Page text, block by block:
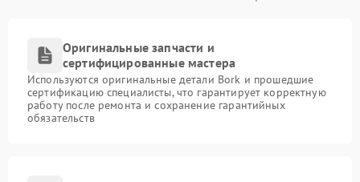
Оригинальные запчасти и
сертифицированные мастера
Используются оригинальные детали Bork и прошедшие
сертификацию специалисты, что гарантирует корректную
работу после ремонта и сохранение гарантийных
обязательств